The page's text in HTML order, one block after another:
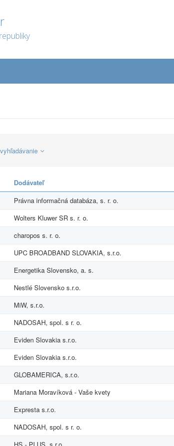
Dodávateľ
Právna informačná databáza, s. r. o.
Wolters Kluwer SR s. r. o.
charopos s. r. o.
UPC BROADBAND SLOVAKIA, s.r.o.
Energetika Slovensko, a. s.
Nestlé Slovensko s.r.o.
MiW, s.r.o.
NADOSAH, spol. s r. o.
Eviden Slovakia s.r.o.
Eviden Slovakia s.r.o.
GLOBAMERICA, s.r.o.
Mariana Moravíková - Vaše kvety
Expresta s.r.o.
NADOSAH, spol. s r. o.
HS - PLUS, s.r.o.